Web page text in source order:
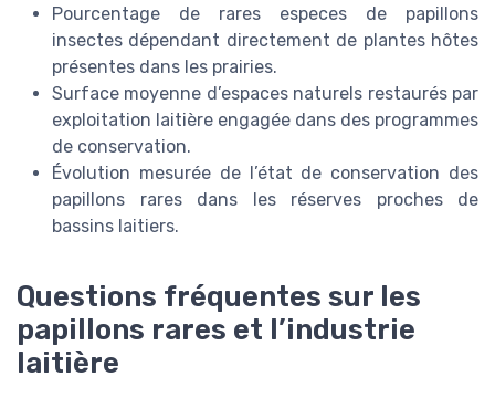
Pourcentage de rares especes de papillons
insectes dépendant directement de plantes hôtes
présentes dans les prairies.
Surface moyenne d’espaces naturels restaurés par
exploitation laitière engagée dans des programmes
de conservation.
Évolution mesurée de l’état de conservation des
papillons rares dans les réserves proches de
bassins laitiers.
Questions fréquentes sur les
papillons rares et l’industrie
laitière